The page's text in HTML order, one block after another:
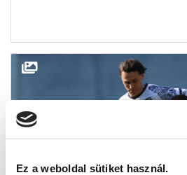
Ez a weboldal sütiket használ.